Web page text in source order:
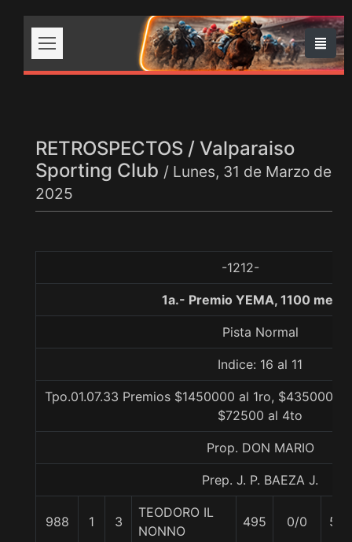
RETROSPECTOS / Valparaiso
Sporting Club / Lunes, 31 de Marzo de
2025
-1212-
1a.- Premio YEMA, 1100
Pista Normal
Indice: 16 al 11
Tpo.01.07.33 Premios $1450000 al 1ro, $435000
$72500 al 4to
Prop. DON MARIO
Prep. J. P. BAEZA J.
988 1 3
TEODORO IL
NONNO
495 0/0 55